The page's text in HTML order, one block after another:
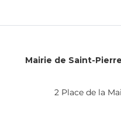
Mairie de Saint-
2 Place de la